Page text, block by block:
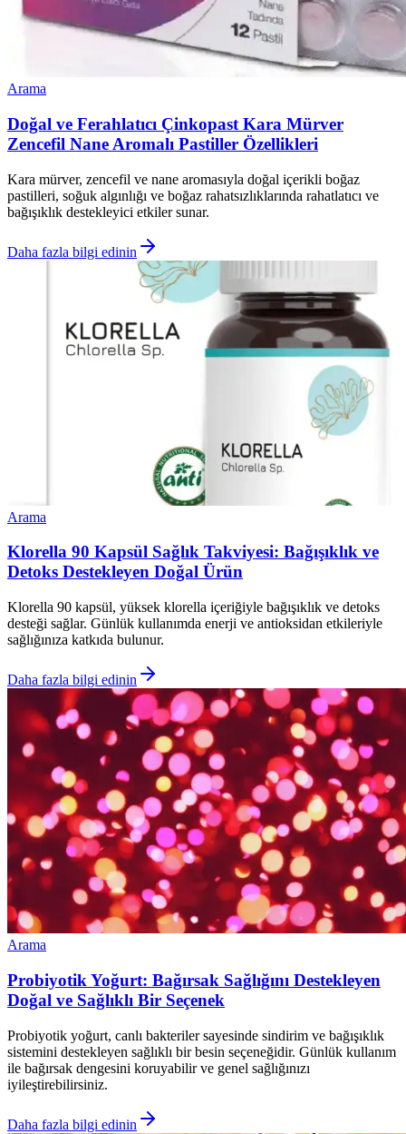
Arama
Doğal ve Ferahlatıcı Çinkopast Kara Mürver
Zencefil Nane Aromalı Pastiller Özellikleri
Kara mürver, zencefil ve nane aromasıyla doğal içerikli boğaz
pastilleri, soğuk algınlığı ve boğaz rahatsızlıklarında rahatlatıcı ve
bağışıklık destekleyici etkiler sunar.
Daha fazla bilgi edinin
Arama
Klorella 90 Kapsül Sağlık Takviyesi: Bağışıklık ve
Detoks Destekleyen Doğal Ürün
Klorella 90 kapsül, yüksek klorella içeriğiyle bağışıklık ve detoks
desteği sağlar. Günlük kullanımda enerji ve antioksidan etkileriyle
sağlığınıza katkıda bulunur.
Daha fazla bilgi edinin
Arama
Probiyotik Yoğurt: Bağırsak Sağlığını Destekleyen
Doğal ve Sağlıklı Bir Seçenek
Probiyotik yoğurt, canlı bakteriler sayesinde sindirim ve bağışıklık
sistemini destekleyen sağlıklı bir besin seçeneğidir. Günlük kullanım
ile bağırsak dengesini koruyabilir ve genel sağlığınızı
iyileştirebilirsiniz.
Daha fazla bilgi edinin